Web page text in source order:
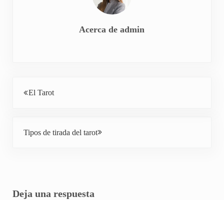
Acerca deadmin
El Tarot
Tipos de tirada del tarot
Deja una respuesta